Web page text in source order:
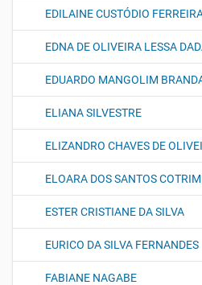
EDILAINE CUSTÓDIO
EDNA DE OLIVEIRA LESSA
EDUARDO MANGOLIM
ELIANA SILVESTRE
ELIZANDRO CHAVES DE
ELOARA DOS SANTOS COTRIM
ESTER CRISTIANE DA SILVA
EURICO DA SILVA FERNANDES
FABIANE NAGABE